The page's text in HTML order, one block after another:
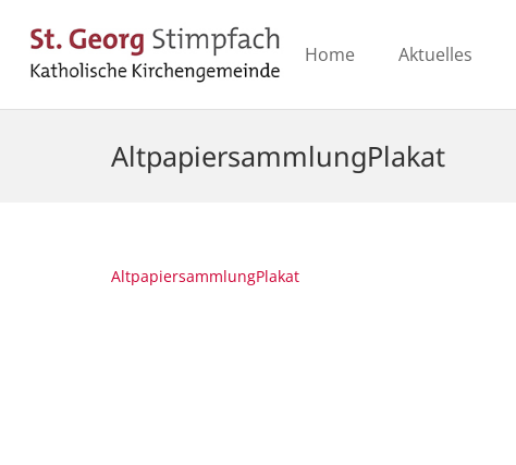
Home Aktuelles
AltpapiersammlungPlakat
AltpapiersammlungPlakat